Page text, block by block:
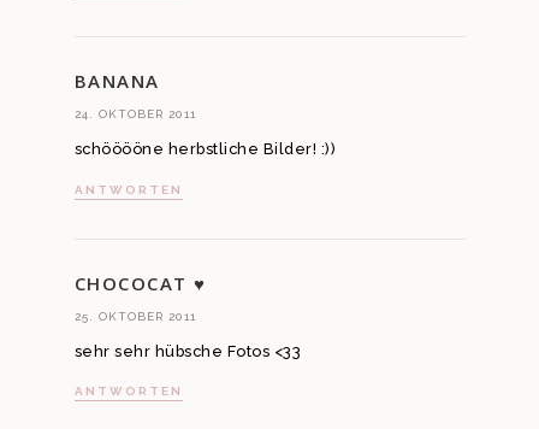
BANANA
24. OKTOBER 2011
schööööne herbstliche Bilder! :))
ANTWORTEN
CHOCOCAT ♥
25. OKTOBER 2011
sehr sehr hübsche Fotos <33
ANTWORTEN